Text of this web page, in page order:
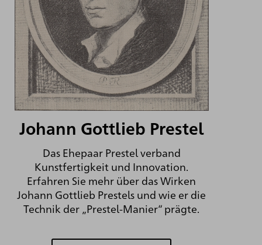
Johann Gottlieb Prestel
Das Ehepaar Prestel verband
Kunstfertigkeit und Innovation.
Erfahren Sie mehr über das Wirken
Johann Gottlieb Prestels und wie er die
Technik der „Prestel-Manier“ prägte.